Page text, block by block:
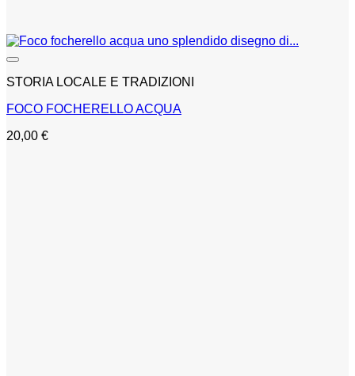
STORIA LOCALE E TRADIZIONI
FOCO FOCHERELLO ACQUA
20,00 €